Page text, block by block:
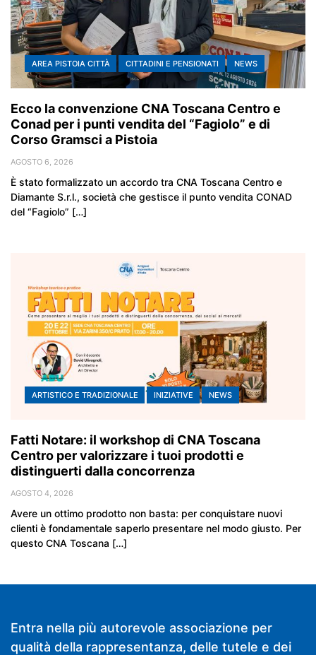
AREA PISTOIA CITTÀ CITTADINI E PENSIONATI NEWS
Ecco la convenzione CNA Toscana Centro e
Conad per i punti vendita del “Fagiolo” e di
Corso Gramsci a Pistoia
AGOSTO 6, 2026
È stato formalizzato un accordo tra CNA Toscana Centro e
Diamante S.r.l., società che gestisce il punto vendita CONAD
del “Fagiolo” […]
ARTISTICO E TRADIZIONALE INIZIATIVE NEWS
Fatti Notare: il workshop di CNA Toscana
Centro per valorizzare i tuoi prodotti e
distinguerti dalla concorrenza
AGOSTO 4, 2026
Avere un ottimo prodotto non basta: per conquistare nuovi
clienti è fondamentale saperlo presentare nel modo giusto. Per
questo CNA Toscana […]
Entra nella più autorevole associazione per
qualità della rappresentanza, delle tutele e dei